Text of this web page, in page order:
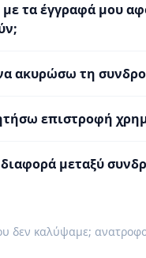
με τα έγγραφά μου
ακυρώσω τη
επιστροφή
διαφορά μεταξύ
δεν καλύψαμε;